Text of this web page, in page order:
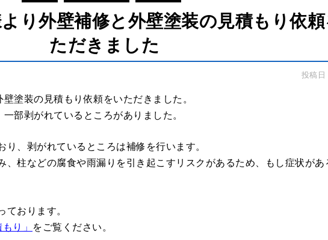
り外壁補修と外壁塗装の見積もり依
ただきました
投稿
塗装の見積もり依頼をいただきました。
部剥がれているところがありました。
、剥がれているところは補修を行います。
、柱などの腐食や雨漏りを引き起こすリスクがあるため、もし症状があ
おります。
り」 をご覧ください。